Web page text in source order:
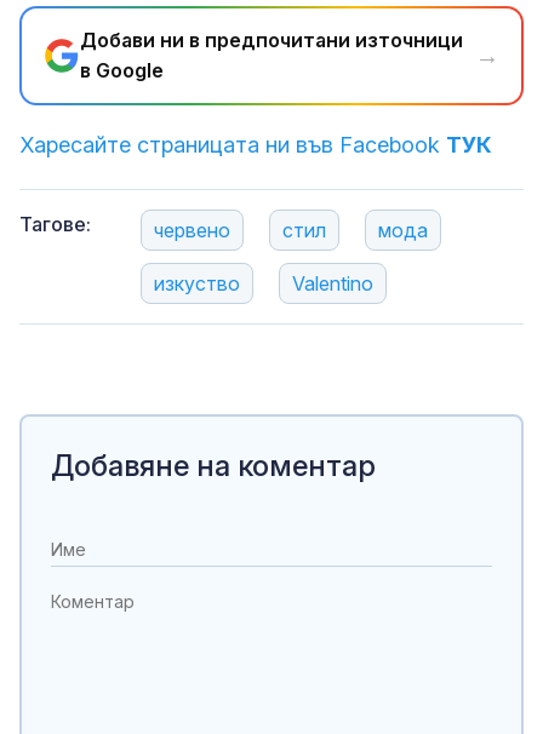
Добави ни в предпочитани източници
в Google
→
Харесайте страницата ни във Facebook ТУК
Тагове: червено стил мода
изкуство Valentino
Добавяне на коментар